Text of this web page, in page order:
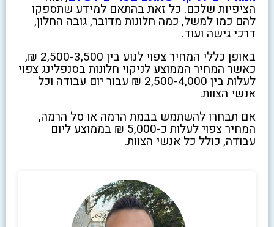
הציפיות שלכם. כל זאת בהתאם למידע שתספקו
להם כמו למשל, כמה חלונות מדובר, גובה החלון,
דרכי גישה ועוד.
באופן כללי המחיר צפוי לנוע בין 2,500-3,500 ₪,
כאשר המחיר הממוצע לניקוי חלונות בסנפלינג צפוי
לעלות בין 2,500-4,000 ₪ עבור יום עבודה וכל
אנשי הצוות.
אם תבחרו להשתמש בבמת הרמה או סל הרמה,
המחיר צפוי לעלות כ-5,000 ₪ בממוצע ליום
עבודה, כולל כל אנשי הצוות.